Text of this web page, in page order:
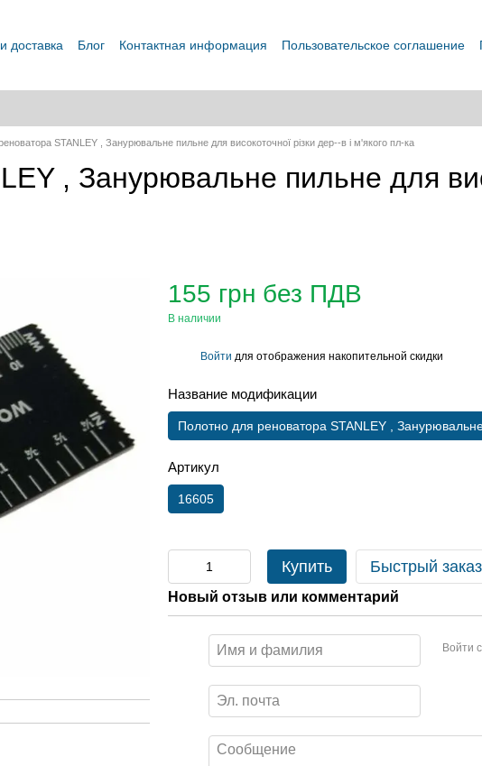
доставка Блог Контактная информация Пользовательское соглашение
STANLEY , Занурювальне пильне для високоточної різки дер--в і м'якого пл-ка
, Занурювальне пильне для
155 грн без ПДВ
В наличии
Войти для отображения накопительной скидки
Название модификации
Полотно для реноватора STANLEY ,
Артикул
16605
Купить Быстрый заказ
Новый отзыв или комментарий
Войти